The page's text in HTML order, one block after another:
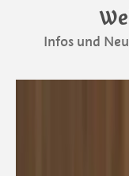
Infos und